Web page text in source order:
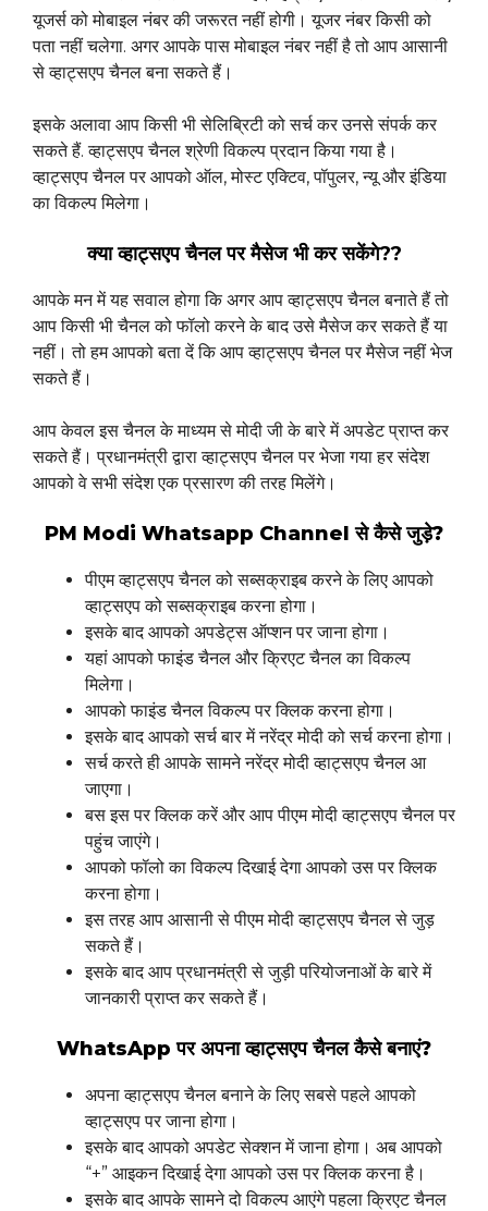
यूजर्स को मोबाइल नंबर की जरूरत नहीं होगी। यूजर नंबर किसी को
पता नहीं चलेगा. अगर आपके पास मोबाइल नंबर नहीं है तो आप आसानी
से व्हाट्सएप चैनल बना सकते हैं।
इसके अलावा आप किसी भी सेलिब्रिटी को सर्च कर उनसे संपर्क कर
सकते हैं. व्हाट्सएप चैनल श्रेणी विकल्प प्रदान किया गया है।
व्हाट्सएप चैनल पर आपको ऑल, मोस्ट एक्टिव, पॉपुलर, न्यू और इंडिया
का विकल्प मिलेगा।
क्या व्हाट्सएप चैनल पर मैसेज भी कर सकेंगे??
आपके मन में यह सवाल होगा कि अगर आप व्हाट्सएप चैनल बनाते हैं तो
आप किसी भी चैनल को फॉलो करने के बाद उसे मैसेज कर सकते हैं या
नहीं। तो हम आपको बता दें कि आप व्हाट्सएप चैनल पर मैसेज नहीं भेज
सकते हैं।
आप केवल इस चैनल के माध्यम से मोदी जी के बारे में अपडेट प्राप्त कर
सकते हैं। प्रधानमंत्री द्वारा व्हाट्सएप चैनल पर भेजा गया हर संदेश
आपको वे सभी संदेश एक प्रसारण की तरह मिलेंगे।
PM Modi Whatsapp Channel से कैसे जुड़े?
पीएम व्हाट्सएप चैनल को सब्सक्राइब करने के लिए आपको
व्हाट्सएप को सब्सक्राइब करना होगा।
इसके बाद आपको अपडेट्स ऑप्शन पर जाना होगा।
यहां आपको फाइंड चैनल और क्रिएट चैनल का विकल्प
मिलेगा।
आपको फाइंड चैनल विकल्प पर क्लिक करना होगा।
इसके बाद आपको सर्च बार में नरेंद्र मोदी को सर्च करना होगा।
सर्च करते ही आपके सामने नरेंद्र मोदी व्हाट्सएप चैनल आ
जाएगा।
बस इस पर क्लिक करें और आप पीएम मोदी व्हाट्सएप चैनल पर
पहुंच जाएंगे।
आपको फॉलो का विकल्प दिखाई देगा आपको उस पर क्लिक
करना होगा।
इस तरह आप आसानी से पीएम मोदी व्हाट्सएप चैनल से जुड़
सकते हैं।
इसके बाद आप प्रधानमंत्री से जुड़ी परियोजनाओं के बारे में
जानकारी प्राप्त कर सकते हैं।
WhatsApp पर अपना व्हाट्सएप चैनल कैसे बनाएं?
अपना व्हाट्सएप चैनल बनाने के लिए सबसे पहले आपको
व्हाट्सएप पर जाना होगा।
इसके बाद आपको अपडेट सेक्शन में जाना होगा। अब आपको
“+” आइकन दिखाई देगा आपको उस पर क्लिक करना है।
इसके बाद आपके सामने दो विकल्प आएंगे पहला क्रिएट चैनल